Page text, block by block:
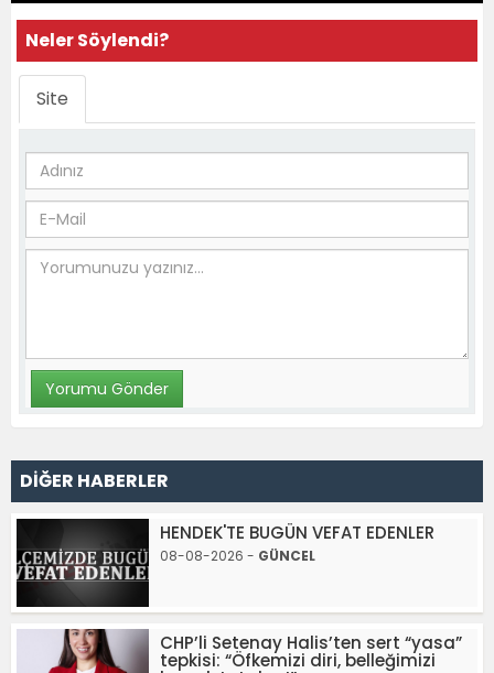
Neler Söylendi?
Site
DİĞER HABERLER
HENDEK'TE BUGÜN VEFAT EDENLER
08-08-2026 - GÜNCEL
CHP’li Setenay Halis’ten sert “yasa”
tepkisi: “Öfkemizi diri, belleğimizi